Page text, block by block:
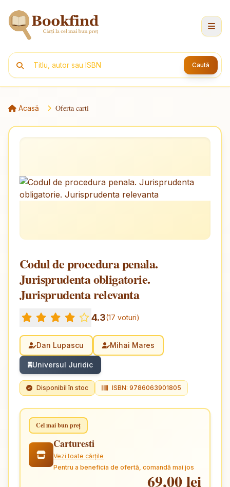
Caută
Acasă Oferta carti
Codul de procedura penala.
Jurisprudenta obligatorie.
Jurisprudenta relevanta
4.3(17 voturi)
Dan Lupascu Mihai Mares
Universul Juridic
Disponibil în stoc ISBN: 9786063901805
Cel mai bun preț
Carturesti
Vezi toate cărțile
Pentru a beneficia de ofertă, comandă mai jos
69,00 lei